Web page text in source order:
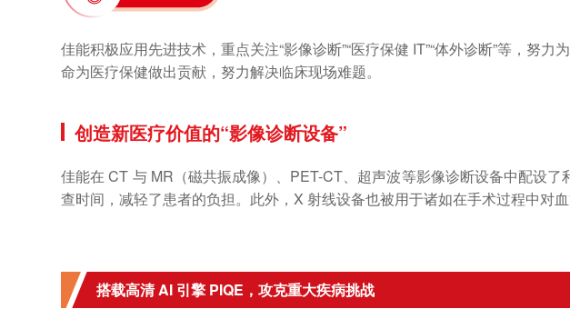
佳能积极应用先进技术，重点关注“影像诊断”“医疗保健 IT”“体外诊断”等，努
命为医疗保健做出贡献，努力解决临床现场难题。
创造新医疗价值的“影像诊断设备”
佳能在 CT 与 MR（磁共振成像）、PET-CT、超声波等影像诊断设备中配设
查时间，减轻了患者的负担。此外，X 射线设备也被用于诸如在手术过程中对血
搭载高清 AI 引擎 PIQE，攻克重大疾病挑战